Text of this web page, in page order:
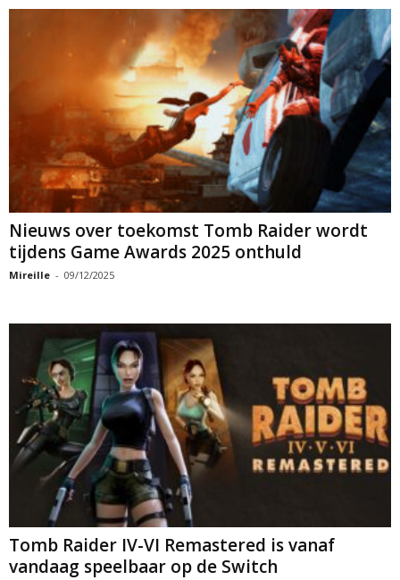
Nieuws over toekomst Tomb Raider wordt
tijdens Game Awards 2025 onthuld
Mireille - 09/12/2025
Tomb Raider IV-VI Remastered is vanaf
vandaag speelbaar op de Switch